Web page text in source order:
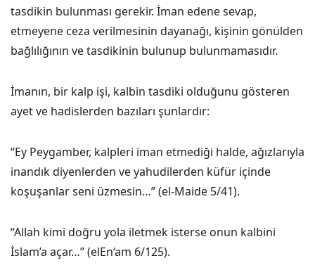
tasdikin bulunması gerekir. İman edene sevap,
etmeyene ceza verilmesinin dayanağı, kişinin gönülden
bağlılığının ve tasdikinin bulunup bulunmamasıdır.
İmanın, bir kalp işi, kalbin tasdiki olduğunu gösteren
ayet ve hadislerden bazıları şunlardır:
“Ey Peygamber, kalpleri iman etmediği halde, ağızlarıyla
inandık diyenlerden ve yahudilerden küfür içinde
koşuşanlar seni üzmesin…” (el-Maide 5/41).
“Allah kimi doğru yola iletmek isterse onun kalbini
İslam’a açar…” (elEn‘am 6/125).